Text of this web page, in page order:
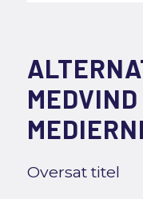
MEDVIND
Oversat titel